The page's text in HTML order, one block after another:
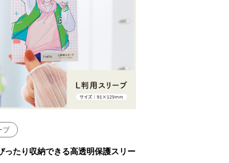
ブ
ったり収納できる高透明保護スリー